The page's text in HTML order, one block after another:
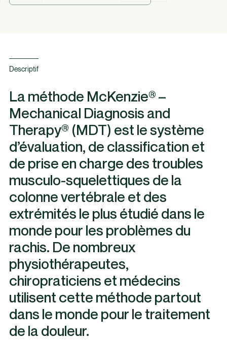
Descriptif
La méthode McKenzie® –
Mechanical Diagnosis and
Therapy® (MDT) est le système
d’évaluation, de classification et
de prise en charge des troubles
musculo-squelettiques de la
colonne vertébrale et des
extrémités le plus étudié dans le
monde pour les problèmes du
rachis. De nombreux
physiothérapeutes,
chiropraticiens et médecins
utilisent cette méthode partout
dans le monde pour le traitement
de la douleur.